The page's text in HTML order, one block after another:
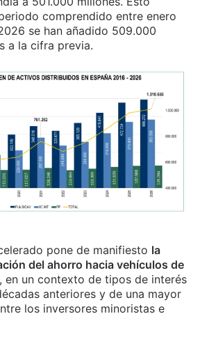
comprendido entre enero
se han añadido 509.000
a la cifra previa.
pone de manifiesto la
del ahorro hacia vehículos de
, en un contexto de tipos de interés
anteriores y de una mayor
los inversores minoristas e